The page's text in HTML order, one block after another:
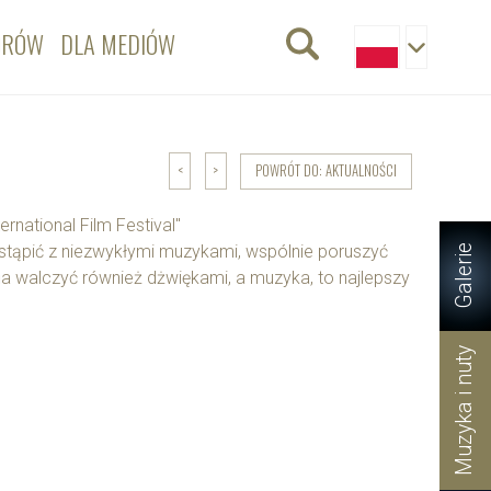
Galerie
Muzyka i nuty
DLA MEDIÓW
< > POWRÓT DO: AKTUALNOŚCI
Film Festival"
z niezwykłymi muzykami, wspólnie poruszyć
walczyć również dżwiękami, a muzyka, to najlepszy